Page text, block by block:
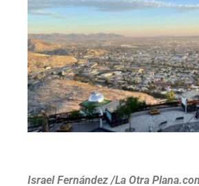
Israel Fernández /La Otra